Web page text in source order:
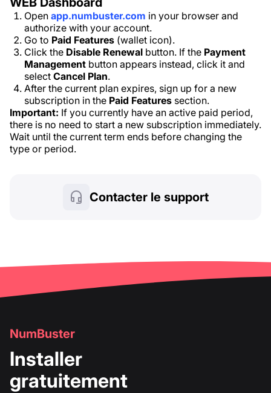
Open app.numbuster.com in your browser and
authorize with your account.
Go to Paid Features (wallet icon).
Click the Disable Renewal button. If the Payment
Management button appears instead, click it and
select Cancel Plan.
After the current plan expires, sign up for a new
subscription in the Paid Features section.
Important: If you currently have an active paid period,
there is no need to start a new subscription immediately.
Wait until the current term ends before changing the
type or period.
Contacter le support
NumBuster
Installer
gratuitement